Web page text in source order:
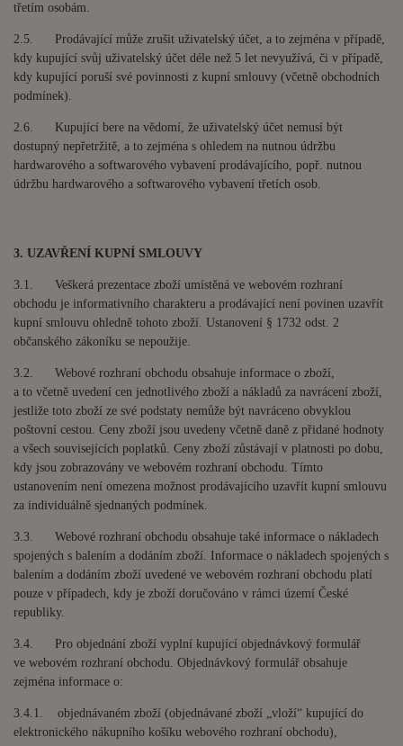
třetím osobám.
2.5. Prodávající může zrušit uživatelský účet, a to zejména v případě,
kdy kupující svůj uživatelský účet déle než 5 let nevyužívá, či v případě,
kdy kupující poruší své povinnosti z kupní smlouvy (včetně obchodních
podmínek).
2.6. Kupující bere na vědomí, že uživatelský účet nemusí být
dostupný nepřetržitě, a to zejména s ohledem na nutnou údržbu
hardwarového a softwarového vybavení prodávajícího, popř. nutnou
údržbu hardwarového a softwarového vybavení třetích osob.
3. UZAVŘENÍ KUPNÍ SMLOUVY
3.1. Veškerá prezentace zboží umístěná ve webovém rozhraní
obchodu je informativního charakteru a prodávající není povinen uzavřít
kupní smlouvu ohledně tohoto zboží. Ustanovení § 1732 odst. 2
občanského zákoníku se nepoužije.
3.2. Webové rozhraní obchodu obsahuje informace o zboží,
a to včetně uvedení cen jednotlivého zboží a nákladů za navrácení zboží,
jestliže toto zboží ze své podstaty nemůže být navráceno obvyklou
poštovní cestou. Ceny zboží jsou uvedeny včetně daně z přidané hodnoty
a všech souvisejících poplatků. Ceny zboží zůstávají v platnosti po dobu,
kdy jsou zobrazovány ve webovém rozhraní obchodu. Tímto
ustanovením není omezena možnost prodávajícího uzavřít kupní smlouvu
za individuálně sjednaných podmínek.
3.3. Webové rozhraní obchodu obsahuje také informace o nákladech
spojených s balením a dodáním zboží. Informace o nákladech spojených s
balením a dodáním zboží uvedené ve webovém rozhraní obchodu platí
pouze v případech, kdy je zboží doručováno v rámci území České
republiky.
3.4. Pro objednání zboží vyplní kupující objednávkový formulář
ve webovém rozhraní obchodu. Objednávkový formulář obsahuje
zejména informace o:
3.4.1. objednávaném zboží (objednávané zboží „vloží“ kupující do
elektronického nákupního košíku webového rozhraní obchodu),